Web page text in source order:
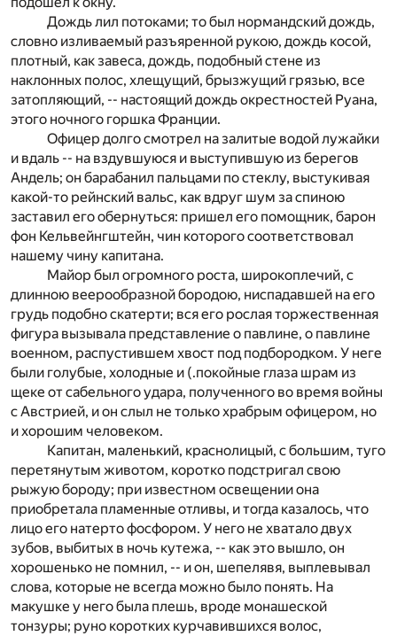
Дождь лил потоками; то был нормандский дождь,
словно изливаемый разъяренной рукою, дождь косой,
плотный, как завеса, дождь, подобный стене из
наклонных полос, хлещущий, брызжущий грязью, все
затопляющий, -- настоящий дождь окрестностей Руана,
этого ночного горшка Франции.
Офицер долго смотрел на залитые водой лужайки
и вдаль -- на вздувшуюся и выступившую из берегов
Андель; он барабанил пальцами по стеклу, выстукивая
какой-то рейнский вальс, как вдруг шум за спиною
заставил его обернуться: пришел его помощник, барон
фон Кельвейнгштейн, чин которого соответствовал
нашему чину капитана.
Майор был огромного роста, широкоплечий, с
длинною веерообразной бородою, ниспадавшей на его
грудь подобно скатерти; вся его рослая торжественная
фигура вызывала представление о павлине, о павлине
военном, распустившем хвост под подбородком. У неге
были голубые, холодные и (.покойные глаза шрам из
щеке от сабельного удара, полученного во время войны
с Австрией, и он слыл не только храбрым офицером, но
и хорошим человеком.
Капитан, маленький, краснолицый, с большим, туго
перетянутым животом, коротко подстригал свою
рыжую бороду; при известном освещении она
приобретала пламенные отливы, и тогда казалось, что
лицо его натерто фосфором. У него не хватало двух
зубов, выбитых в ночь кутежа, -- как это вышло, он
хорошенько не помнил, -- и он, шепелявя, выплевывал
слова, которые не всегда можно было понять. На
макушке у него была плешь, вроде монашеской
тонзуры; руно коротких курчавившихся волос,